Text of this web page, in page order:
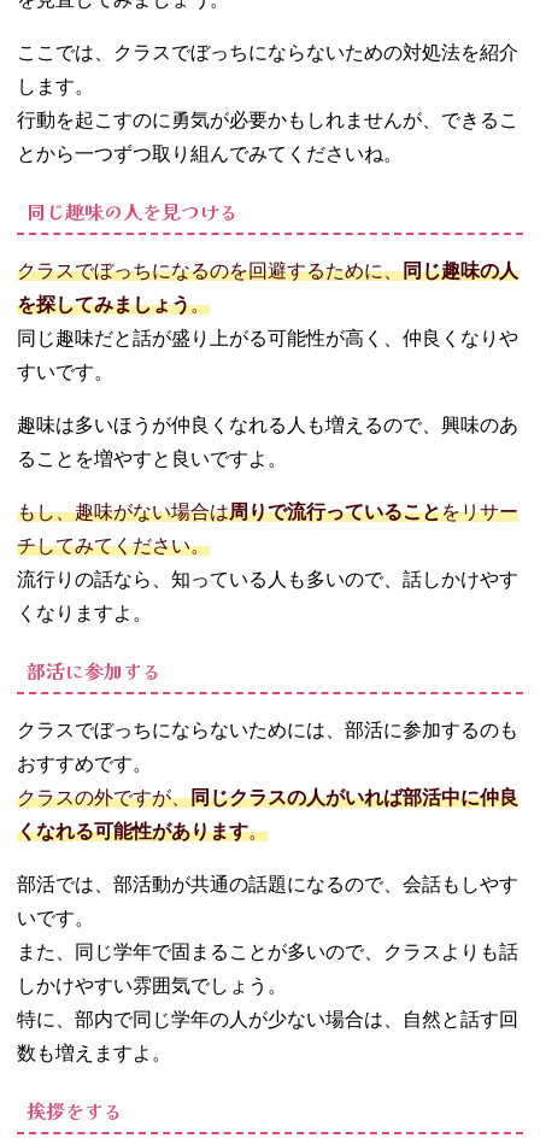
ここでは、クラスでぼっちにならないための対処法を紹介
します。
行動を起こすのに勇気が必要かもしれませんが、できるこ
とから一つずつ取り組んでみてくださいね。
同じ趣味の人を見つける
クラスでぼっちになるのを回避するために、同じ趣味の人
を探してみましょう。
同じ趣味だと話が盛り上がる可能性が高く、仲良くなりや
すいです。
趣味は多いほうが仲良くなれる人も増えるので、興味のあ
ることを増やすと良いですよ。
もし、趣味がない場合は周りで流行っていることをリサー
チしてみてください。
流行りの話なら、知っている人も多いので、話しかけやす
くなりますよ。
部活に参加する
クラスでぼっちにならないためには、部活に参加するのも
おすすめです。
クラスの外ですが、同じクラスの人がいれば部活中に仲良
くなれる可能性があります。
部活では、部活動が共通の話題になるので、会話もしやす
いです。
また、同じ学年で固まることが多いので、クラスよりも話
しかけやすい雰囲気でしょう。
特に、部内で同じ学年の人が少ない場合は、自然と話す回
数も増えますよ。
挨拶をする